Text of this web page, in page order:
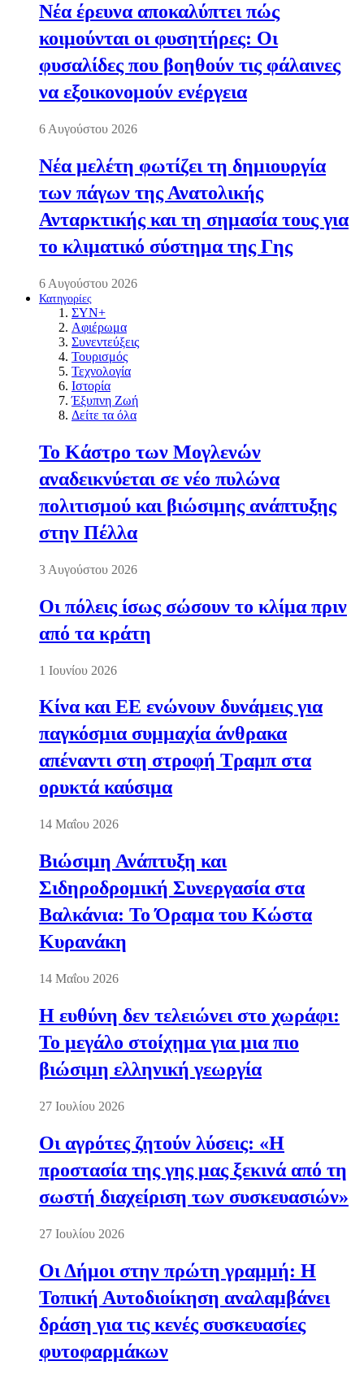
Νέα έρευνα αποκαλύπτει πώς
κοιμούνται οι φυσητήρες: Οι
φυσαλίδες που βοηθούν τις φάλαινες
να εξοικονομούν ενέργεια
6 Αυγούστου 2026
Νέα μελέτη φωτίζει τη δημιουργία
των πάγων της Ανατολικής
Ανταρκτικής και τη σημασία τους για
το κλιματικό σύστημα της Γης
6 Αυγούστου 2026
Κατηγορίες
ΣΥΝ+
Αφιέρωμα
Συνεντεύξεις
Τουρισμός
Τεχνολογία
Ιστορία
Έξυπνη Ζωή
Δείτε τα όλα
Το Κάστρο των Μογλενών
αναδεικνύεται σε νέο πυλώνα
πολιτισμού και βιώσιμης ανάπτυξης
στην Πέλλα
3 Αυγούστου 2026
Οι πόλεις ίσως σώσουν το κλίμα πριν
από τα κράτη
1 Ιουνίου 2026
Κίνα και ΕΕ ενώνουν δυνάμεις για
παγκόσμια συμμαχία άνθρακα
απέναντι στη στροφή Τραμπ στα
ορυκτά καύσιμα
14 Μαΐου 2026
Βιώσιμη Ανάπτυξη και
Σιδηροδρομική Συνεργασία στα
Βαλκάνια: Το Όραμα του Κώστα
Κυρανάκη
14 Μαΐου 2026
Η ευθύνη δεν τελειώνει στο χωράφι:
Το μεγάλο στοίχημα για μια πιο
βιώσιμη ελληνική γεωργία
27 Ιουλίου 2026
Οι αγρότες ζητούν λύσεις: «Η
προστασία της γης μας ξεκινά από τη
σωστή διαχείριση των συσκευασιών»
27 Ιουλίου 2026
Οι Δήμοι στην πρώτη γραμμή: Η
Τοπική Αυτοδιοίκηση αναλαμβάνει
δράση για τις κενές συσκευασίες
φυτοφαρμάκων